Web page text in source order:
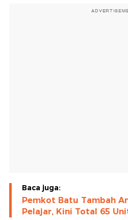
Baca juga:
Pemkot Batu Tambah
Pelajar, Kini Total 65